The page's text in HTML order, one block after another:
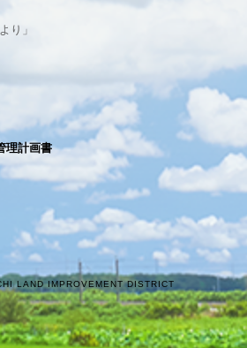
り」
理計画書
LAND IMPROVEMENT DISTRICT